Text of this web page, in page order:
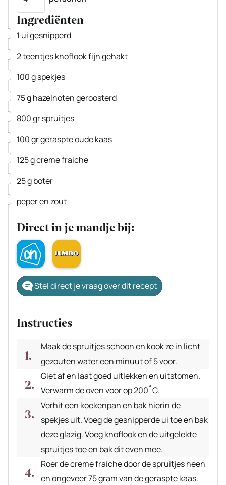
Ingrediënten
▢
1 uigesnipperd
▢
2teentjesknoflookfijn gehakt
▢
100gspekjes
▢
75ghazelnotengeroosterd
▢
800grspruitjes
▢
100grgeraspte oude kaas
▢
125gcreme fraiche
▢
25gboter
▢
peper en zout
Direct in je mandje bij:
Stel direct je vraag over dit recept
Instructies
Maak de spruitjes schoon en kook ze in licht
gezouten water een minuut of 5 voor.
Giet af en laat goed uitlekken en uitstomen.
Verwarm de oven voor op 200˚C.
Verhit een koekenpan en bak hierin de
spekjes uit. Voeg de gesnipperde ui toe en bak
deze glazig. Voeg knoflook en de uitgelekte
spruitjes toe en bak dit even mee.
Roer de creme fraiche door de spruitjes heen
en ongeveer 75 gram van de geraspte kaas.